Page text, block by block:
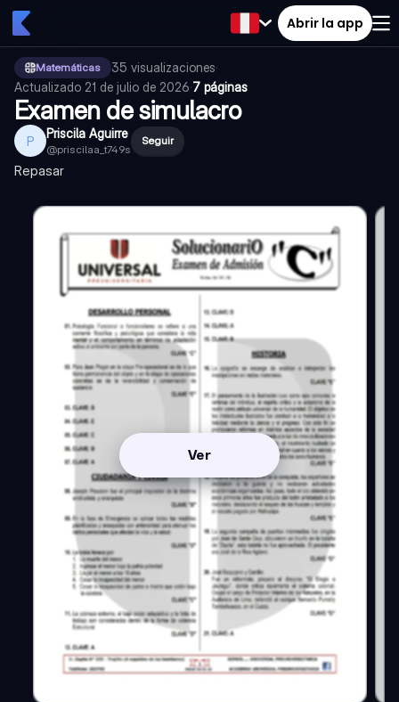
Abrir la app
Matemáticas 35 visualizaciones·
Actualizado 21 de julio de 2026·7 páginas
Examen de simulacro
P Priscila Aguirre
@priscilaa_t749s
Seguir
Repasar
Ver